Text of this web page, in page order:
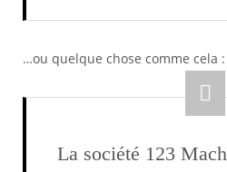
…ou quelque chose comme cela :
La société 123